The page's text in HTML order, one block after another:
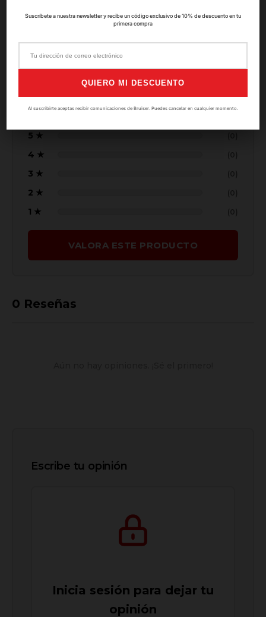
Suscríbete a nuestra newsletter y recibe un código exclusivo de 10% de descuento en tu
primera compra
QUIERO MI DESCUENTO
Al suscribirte aceptas recibir comunicaciones de Bruiser. Puedes cancelar en cualquier momento.
5.0
★★★★★
Basado en0 valoraciones
5 ★
4 ★
3 ★
2 ★
1 ★
VALORA ESTE PRODUCTO
0 Reseñas
Escribe tu opinión
Inicia sesión para dejar tu
opinión